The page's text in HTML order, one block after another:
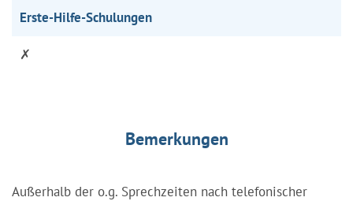
Erste-Hilfe-Schulungen
✗
Bemerkungen
Außerhalb der o.g. Sprechzeiten nach telefonischer